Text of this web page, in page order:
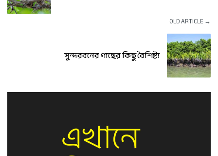
OLD ARTICLE →
সুন্দরবনের গাছের কিছু বৈশিষ্ট্য